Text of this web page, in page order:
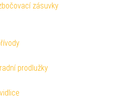
zásuvky
prodlužky